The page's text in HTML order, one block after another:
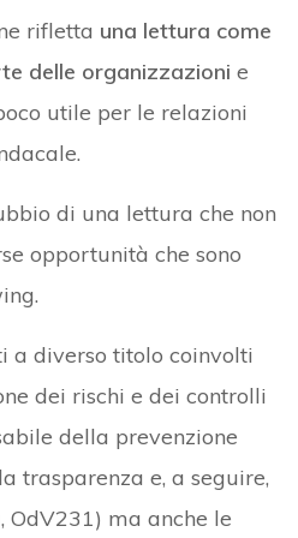
rifletta una lettura come
delle organizzazioni e
utile per le relazioni
di una lettura che non
opportunità che sono
a diverso titolo coinvolti
dei rischi e dei controlli
della prevenzione
trasparenza e, a seguire,
OdV231) ma anche le